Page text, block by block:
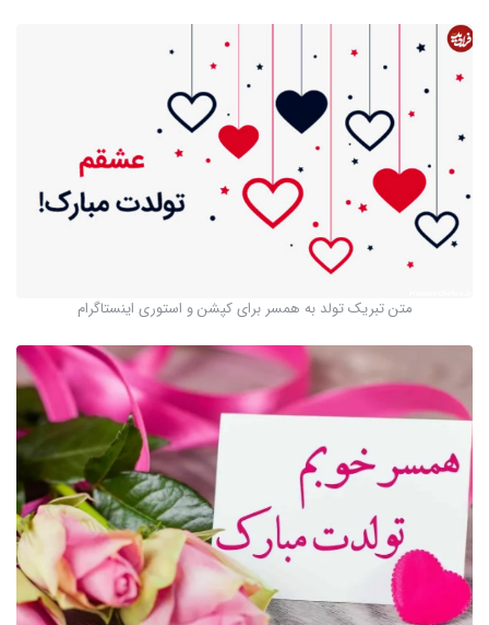
متن تبریک تولد به همسر برای کپشن و استوری اینستاگرام